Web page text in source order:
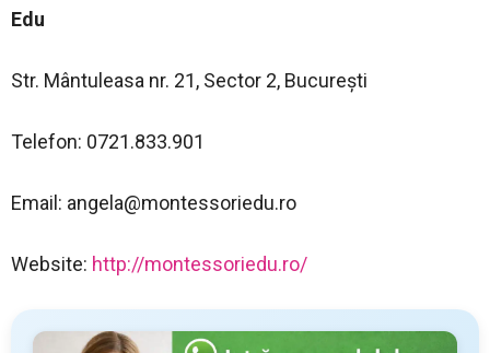
Edu
Str. Mântuleasa nr. 21, Sector 2, București
Telefon: 0721.833.901
Email: angela@montessoriedu.ro
Website: http://montessoriedu.ro/